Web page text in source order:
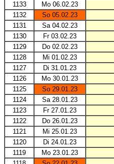
1133
Mo 06.02.23
1132
So 05.02.23
1131
Sa 04.02.23
1130
Fr 03.02.23
1129
Do 02.02.23
1128
Mi 01.02.23
1127
Di 31.01.23
1126
Mo 30.01.23
1125
So 29.01.23
1124
Sa 28.01.23
1123
Fr 27.01.23
1122
Do 26.01.23
1121
Mi 25.01.23
1120
Di 24.01.23
1119
Mo 23.01.23